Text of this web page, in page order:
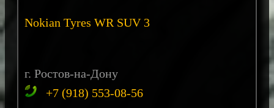
Nokian Tyres WR SUV 3
г. Ростов-на-Дону
+7 (918) 553-08-56